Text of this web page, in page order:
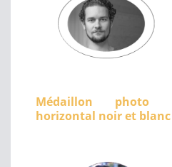
Médaillon photo
horizontal noir et